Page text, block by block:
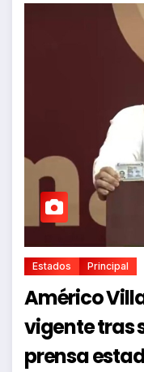
Estados Principal
Américo
vigente tras
prensa